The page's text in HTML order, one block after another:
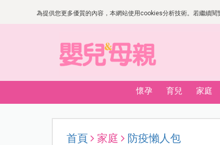
為提供您更多優質的內容，本網站使用cookies分析技術。若繼續
懷孕 育兒 家庭
首頁 家庭 防疫懶人包